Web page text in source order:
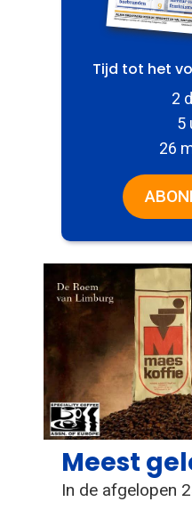
Tijd tot het
2
5
26
Meest
In de afgelopen